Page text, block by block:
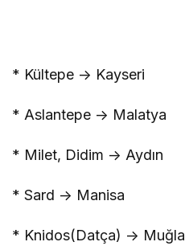
* Kültepe -> Kayseri
* Aslantepe -> Malatya
* Milet, Didim -> Aydın
* Sard -> Manisa
* Knidos(Datça) -> Muğla